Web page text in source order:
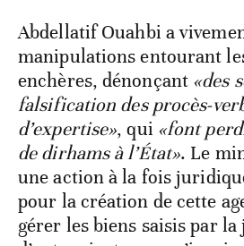
Abdellatif Ouahbi a
manipulations entourant
enchères, dénonçant «des
falsification des procès-
d’expertise», qui «font
de dirhams à l’État». Le
une action à la fois
pour la création de cette
gérer les biens saisis par